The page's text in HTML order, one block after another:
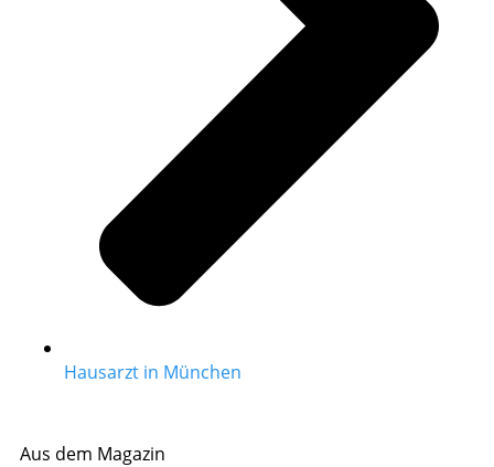
Hausarzt in München
Aus dem Magazin